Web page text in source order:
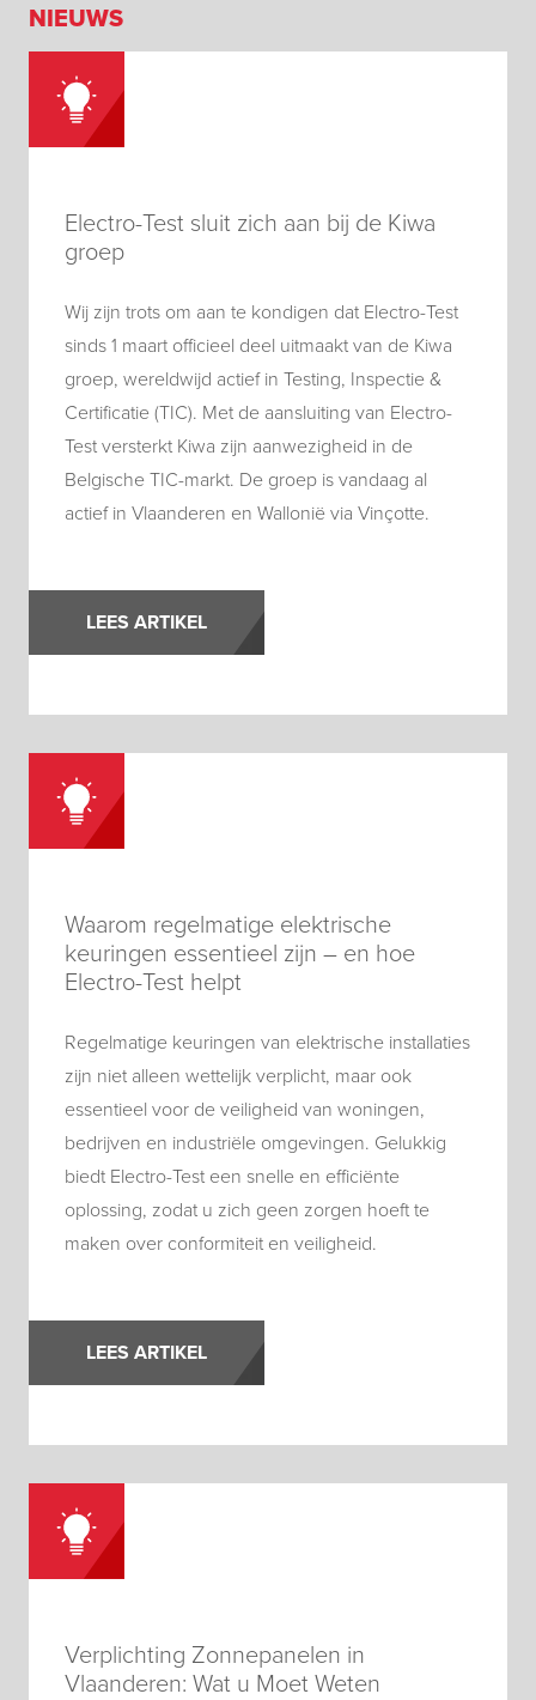
NIEUWS
Electro-Test sluit zich aan bij de Kiwa
groep
Wij zijn trots om aan te kondigen dat Electro-Test
sinds 1 maart officieel deel uitmaakt van de Kiwa
groep, wereldwijd actief in Testing, Inspectie &
Certificatie (TIC). Met de aansluiting van Electro-
Test versterkt Kiwa zijn aanwezigheid in de
Belgische TIC-markt. De groep is vandaag al
actief in Vlaanderen en Wallonië via Vinçotte.
LEES ARTIKEL
Waarom regelmatige elektrische
keuringen essentieel zijn – en hoe
Electro-Test helpt
Regelmatige keuringen van elektrische installaties
zijn niet alleen wettelijk verplicht, maar ook
essentieel voor de veiligheid van woningen,
bedrijven en industriële omgevingen. Gelukkig
biedt Electro-Test een snelle en efficiënte
oplossing, zodat u zich geen zorgen hoeft te
maken over conformiteit en veiligheid.
LEES ARTIKEL
Verplichting Zonnepanelen in
Vlaanderen: Wat u Moet Weten